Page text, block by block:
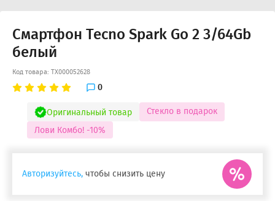
Смартфон Tecno Spark Go 2 3/64Gb
белый
Код товара: ТХ000052628
0
Оригинальный товар
Стекло в подарок
Лови Комбо! -10%
Авторизуйтесь, чтобы снизить цену